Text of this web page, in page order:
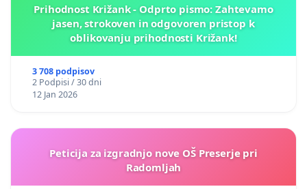
Prihodnost Križank - Odprto pismo: Zahtevamo
jasen, strokoven in odgovoren pristop k
oblikovanju prihodnosti Križank!
3 708 podpisov
2 Podpisi / 30 dni
12 Jan 2026
Peticija za izgradnjo nove OŠ Preserje pri
Radomljah